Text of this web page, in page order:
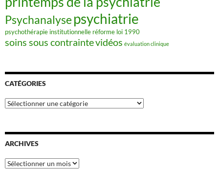
Psychanalyse psychiatrie
psychothérapie institutionnelle réforme loi 1990
soins sous contraintevidéos évaluation clinique
CATÉGORIES
Catégories
ARCHIVES
Archives